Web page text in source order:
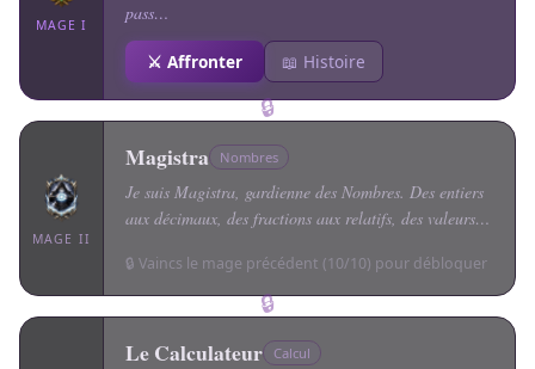
MAGE I
pass…
⚔️ Affronter 📖 Histoire
🔒
MAGE II
Magistra Nombres
Je suis Magistra, gardienne des Nombres. Des entiers
aux décimaux, des fractions aux relatifs, des valeurs…
🔒 Vaincs le mage précédent (10/10) pour débloquer
🔒
Le Calculateur Calcul